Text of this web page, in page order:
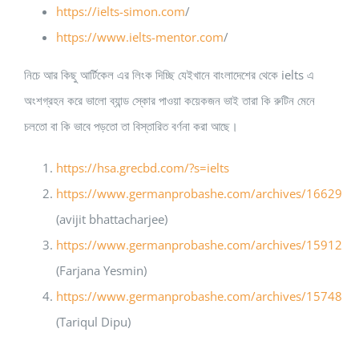
https://ielts-simon.com/
https://www.ielts-mentor.com/
নিচে আর কিছু আর্টিকেল এর লিংক দিচ্ছি যেইখানে বাংলাদেশের থেকে ielts এ
অংশগ্রহন করে ভালো ব্যান্ড স্কোর পাওয়া কয়েকজন ভাই তারা কি রুটিন মেনে
চলতো বা কি ভাবে পড়তো তা বিস্তারিত বর্ণনা করা আছে।
https://hsa.grecbd.com/?s=ielts
https://www.germanprobashe.com/archives/16629
(avijit bhattacharjee)
https://www.germanprobashe.com/archives/15912
(Farjana Yesmin)
https://www.germanprobashe.com/archives/15748
(Tariqul Dipu)